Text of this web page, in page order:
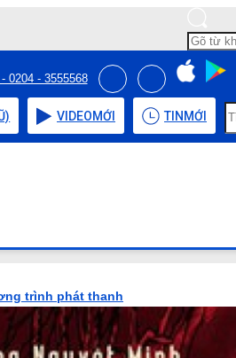
0204 - 3555568
VIDEOMỚI TIN MỚI
trình phát thanh